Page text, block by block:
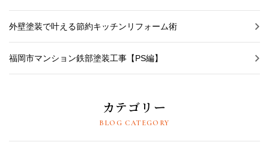
外壁塗装で叶える節約キッチンリフォーム術
福岡市マンション鉄部塗装工事【PS編】
カテゴリー
BLOG CATEGORY